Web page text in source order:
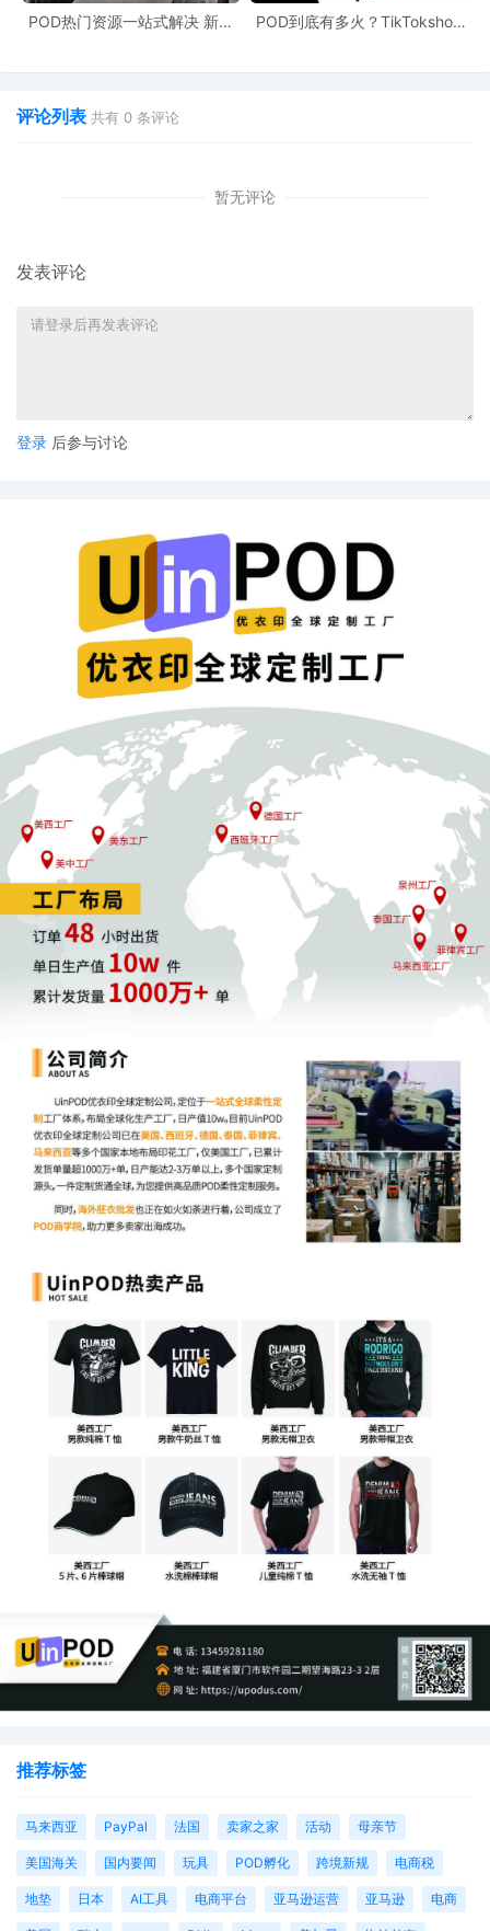
POD热门资源一站式解决 新手
POD到底有多火？TikTokshop
评论列表 共有 0 条评论
暂无评论
发表评论
登录 后参与讨论
推荐标签
马来西亚 PayPal 法国 卖家之家 活动 母亲节
美国海关 国内要闻 玩具 POD孵化 跨境新规 电商税
地垫 日本 AI工具 电商平台 亚马逊运营 亚马逊 电商